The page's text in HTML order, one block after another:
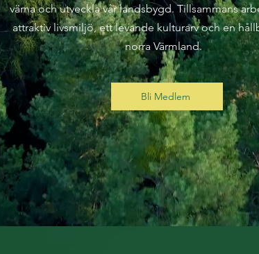
värna och utveckla vår landsbygd. Tillsammans
attraktiv livsmiljö, ett levande kulturarv och en
norra Värmland.
Bli Medlem